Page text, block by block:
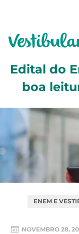
Edital do
boa
ENEM E
NOVEMBRO 28,